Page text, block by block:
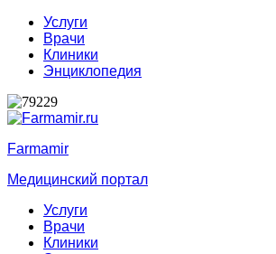
Услуги
Врачи
Клиники
Энциклопедия
Farmamir
Медицинский портал
Услуги
Врачи
Клиники